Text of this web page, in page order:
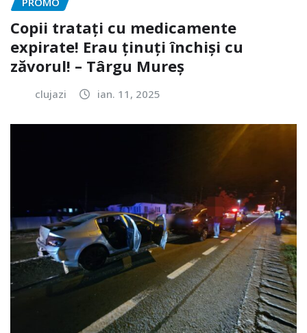
Copii tratați cu medicamente
expirate! Erau ținuți închiși cu
zăvorul! – Târgu Mureș
clujazi ian. 11, 2025